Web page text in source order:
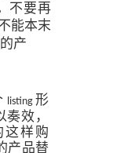
不要再
能本末
产
listing 形
效，
这样购
产品替